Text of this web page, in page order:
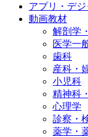
アプリ・デ
動画教材
解剖学
医学一
歯科
産科・
小児科
精神科
心理学
診察・
薬学・